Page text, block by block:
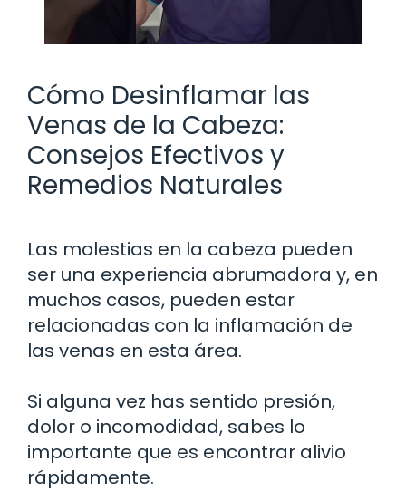
Cómo Desinflamar las
Venas de la Cabeza:
Consejos Efectivos y
Remedios Naturales
Las molestias en la cabeza pueden
ser una experiencia abrumadora y, en
muchos casos, pueden estar
relacionadas con la inflamación de
las venas en esta área.
Si alguna vez has sentido presión,
dolor o incomodidad, sabes lo
importante que es encontrar alivio
rápidamente.